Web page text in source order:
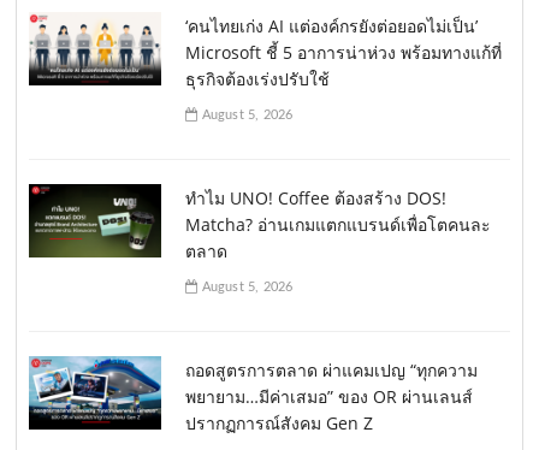
‘คนไทยเก่ง AI แต่องค์กรยังต่อยอดไม่เป็น’
Microsoft ชี้ 5 อาการน่าห่วง พร้อมทางแก้ที่
ธุรกิจต้องเร่งปรับใช้
August 5, 2026
ทำไม UNO! Coffee ต้องสร้าง DOS!
Matcha? อ่านเกมแตกแบรนด์เพื่อโตคนละ
ตลาด
August 5, 2026
ถอดสูตรการตลาด ผ่าแคมเปญ “ทุกความ
พยายาม…มีค่าเสมอ” ของ OR ผ่านเลนส์
ปรากฏการณ์สังคม Gen Z